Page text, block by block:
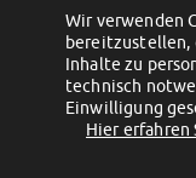
Schadensmeldung
Wohnen-FAQ
Dokumente
Soziales & Beratung
We’re here to listen.
Neuer Standort, gleicher
(c) 2012 - 2026 by
Wir verwenden
bereitzustellen,
Inhalte zu
technisch
Einwilligung
Hier erfahren